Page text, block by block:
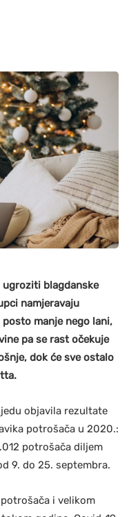
ugroziti blagdanske
namjeravaju
manje nego lani,
pa se rast očekuje
dok će sve ostalo
objavila rezultate
potrošača u 2020.:
potrošača diljem
9. do 25. septembra.
i velikom